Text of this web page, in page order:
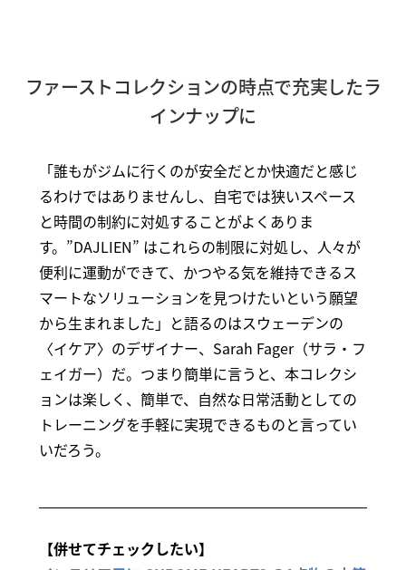
ファーストコレクションの時点で充実したラ
インナップに
「誰もがジムに行くのが安全だとか快適だと感じ
るわけではありませんし、自宅では狭いスペース
と時間の制約に対処することがよくありま
す。”DAJLIEN” はこれらの制限に対処し、人々が
便利に運動ができて、かつやる気を維持できるス
マートなソリューションを見つけたいという願望
から生まれました」と語るのはスウェーデンの
〈イケア〉のデザイナー、Sarah Fager（サラ・フ
ェイガー）だ。つまり簡単に言うと、本コレクシ
ョンは楽しく、簡単で、自然な日常活動としての
トレーニングを手軽に実現できるものと言ってい
いだろう。
【併せてチェックしたい】